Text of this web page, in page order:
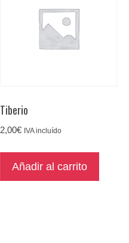
Tiberio
2,00€ IVA incluído
Añadir al carrito